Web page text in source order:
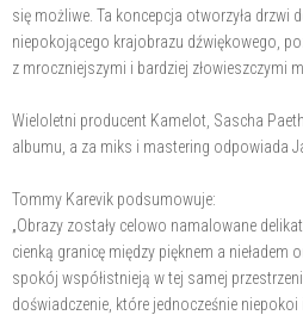
się możliwe. Ta koncepcja otworzyła drzwi
niepokojącego krajobrazu dźwiękowego,
z mroczniejszymi i bardziej złowieszczymi
Wieloletni producent Kamelot, Sascha
albumu, a za miks i mastering odpowiada
Tommy Karevik podsumowuje:
„Obrazy zostały celowo namalowane
cienką granicę między pięknem a nieładem
spokój współistnieją w tej samej
doświadczenie, które jednocześnie niepokoi